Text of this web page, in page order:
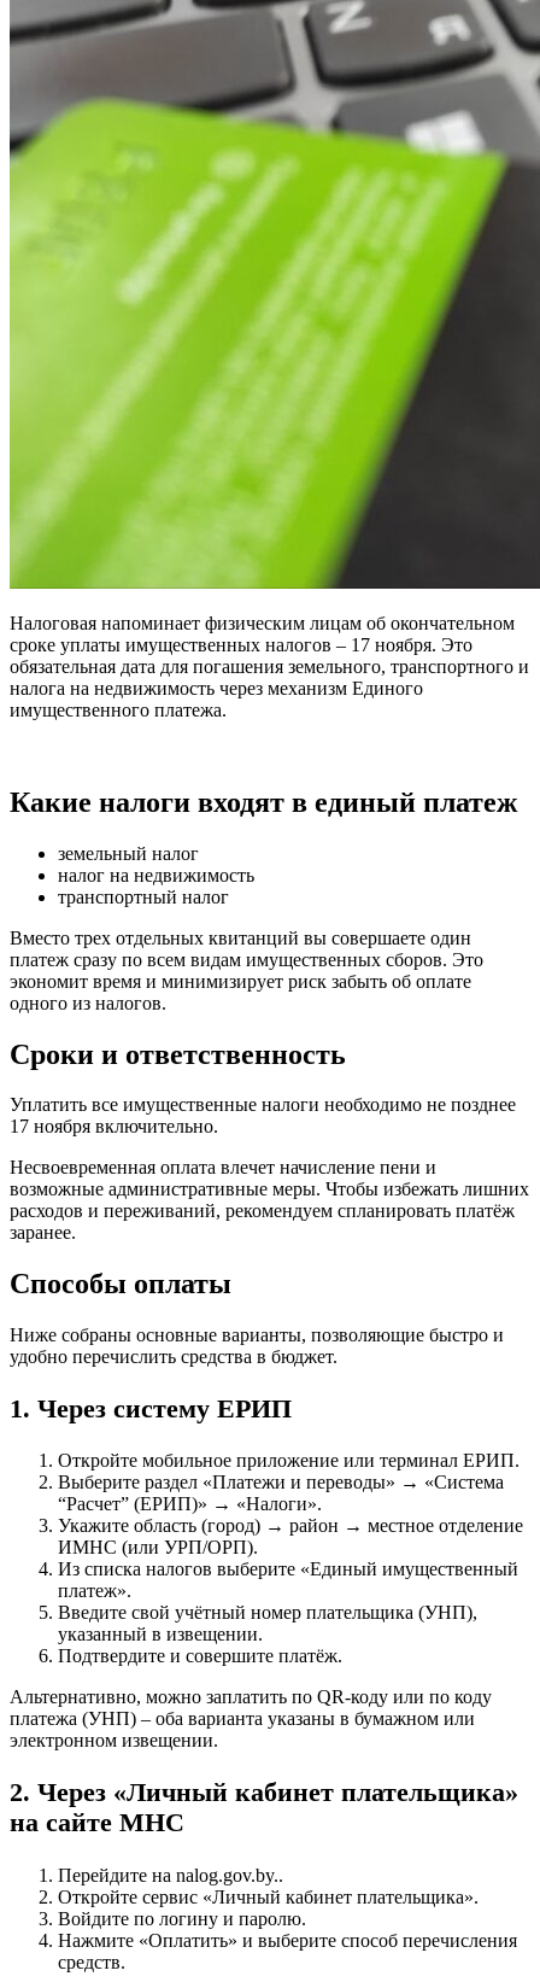
Налоговая напоминает физическим лицам об окончательном
сроке уплаты имущественных налогов – 17 ноября. Это
обязательная дата для погашения земельного, транспортного и
налога на недвижимость через механизм Единого
имущественного платежа.
Какие налоги входят в единый платеж
земельный налог
налог на недвижимость
транспортный налог
Вместо трех отдельных квитанций вы совершаете один
платеж сразу по всем видам имущественных сборов. Это
экономит время и минимизирует риск забыть об оплате
одного из налогов.
Сроки и ответственность
Уплатить все имущественные налоги необходимо не позднее
17 ноября включительно.
Несвоевременная оплата влечет начисление пени и
возможные административные меры. Чтобы избежать лишних
расходов и переживаний, рекомендуем спланировать платёж
заранее.
Способы оплаты
Ниже собраны основные варианты, позволяющие быстро и
удобно перечислить средства в бюджет.
1. Через систему ЕРИП
Откройте мобильное приложение или терминал ЕРИП.
Выберите раздел «Платежи и переводы» → «Система
“Расчет” (ЕРИП)» → «Налоги».
Укажите область (город) → район → местное отделение
ИМНС (или УРП/ОРП).
Из списка налогов выберите «Единый имущественный
платеж».
Введите свой учётный номер плательщика (УНП),
указанный в извещении.
Подтвердите и совершите платёж.
Альтернативно, можно заплатить по QR-коду или по коду
платежа (УНП) – оба варианта указаны в бумажном или
электронном извещении.
2. Через «Личный кабинет плательщика»
на сайте МНС
Перейдите на nalog.gov.by..
Откройте сервис «Личный кабинет плательщика».
Войдите по логину и паролю.
Нажмите «Оплатить» и выберите способ перечисления
средств.